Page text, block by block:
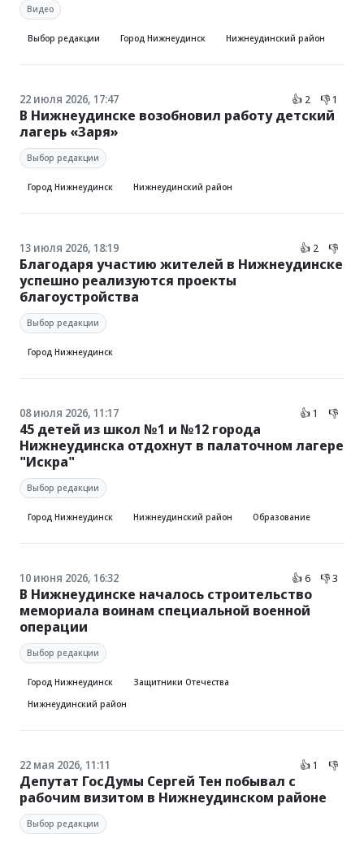
Видео
Выбор редакции Город Нижнеудинск Нижнеудинский район
22 июля 2026, 17:47 👍 2 👎 1
В Нижнеудинске возобновил работу детский
лагерь «Заря»
Выбор редакции
Город Нижнеудинск Нижнеудинский район
13 июля 2026, 18:19 👍 2 👎
Благодаря участию жителей в Нижнеудинске
успешно реализуются проекты
благоустройства
Выбор редакции
Город Нижнеудинск
08 июля 2026, 11:17 👍 1 👎
45 детей из школ №1 и №12 города
Нижнеудинска отдохнут в палаточном лагере
"Искра"
Выбор редакции
Город Нижнеудинск Нижнеудинский район Образование
10 июня 2026, 16:32 👍 6 👎 3
В Нижнеудинске началось строительство
мемориала воинам специальной военной
операции
Выбор редакции
Город Нижнеудинск
Защитники Отечества
Нижнеудинский район
22 мая 2026, 11:11 👍 1 👎
Депутат ГосДумы Сергей Тен побывал с
рабочим визитом в Нижнеудинском районе
Выбор редакции